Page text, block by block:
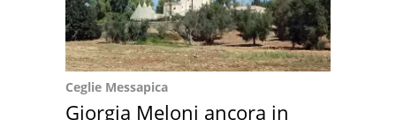
Ceglie Messapica
Giorgia Meloni ancora in